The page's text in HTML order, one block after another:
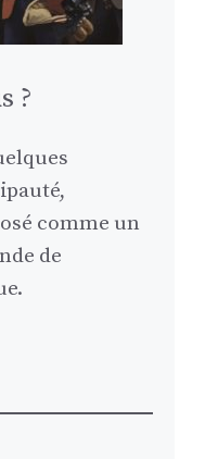
?
comme un
de